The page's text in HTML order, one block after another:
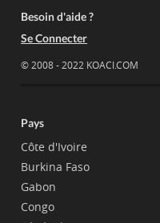
Besoin d'aide ?
Se Connecter
© 2008 - 2022 KOACI.COM
Pays
Côte d'Ivoire
Burkina Faso
Gabon
Congo